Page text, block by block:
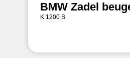
BMW Zadel
K 1200 S